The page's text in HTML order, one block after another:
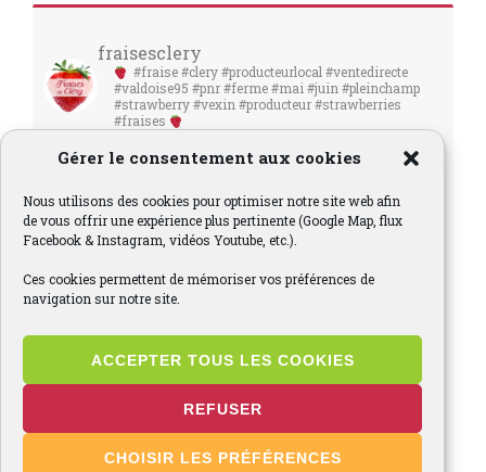
Gérer le consentement aux cookies
Nous utilisons des cookies pour optimiser notre site web afin
de vous offrir une expérience plus pertinente (Google Map, flux
Facebook & Instagram, vidéos Youtube, etc.).
Ces cookies permettent de mémoriser vos préférences de
navigation sur notre site.
ACCEPTER TOUS LES COOKIES
REFUSER
CHOISIR LES PRÉFÉRENCES
fraisesclery
#fraise #clery #producteurlocal #ventedirecte
#valdoise95 #pnr #ferme #mai #juin #pleinchamp
#strawberry #vexin #producteur #strawberries
#fraises